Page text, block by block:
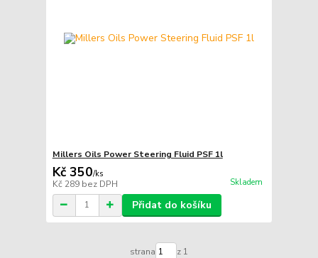
Millers Oils Power Steering Fluid PSF 1l
Kč 350/ks
Kč 289 bez DPH Skladem
Přidat do košíku
strana z 1